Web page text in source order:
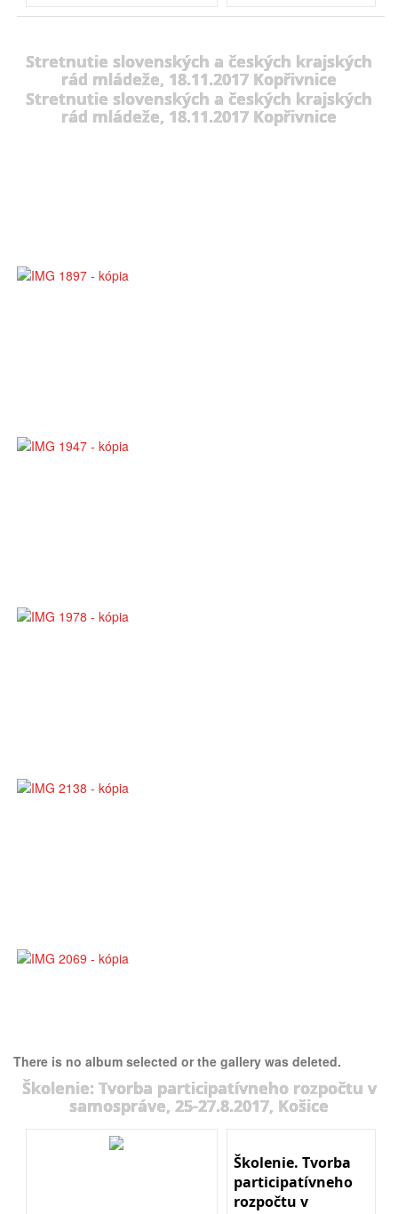
Stretnutie slovenských a českých krajských
rád mládeže, 18.11.2017 Kopřivnice
Stretnutie slovenských a českých krajských
rád mládeže, 18.11.2017 Kopřivnice
There is no album selected or the gallery was deleted.
Školenie: Tvorba participatívneho rozpočtu v
samospráve, 25-27.8.2017, Košice
Školenie. Tvorba
participatívneho
rozpočtu v